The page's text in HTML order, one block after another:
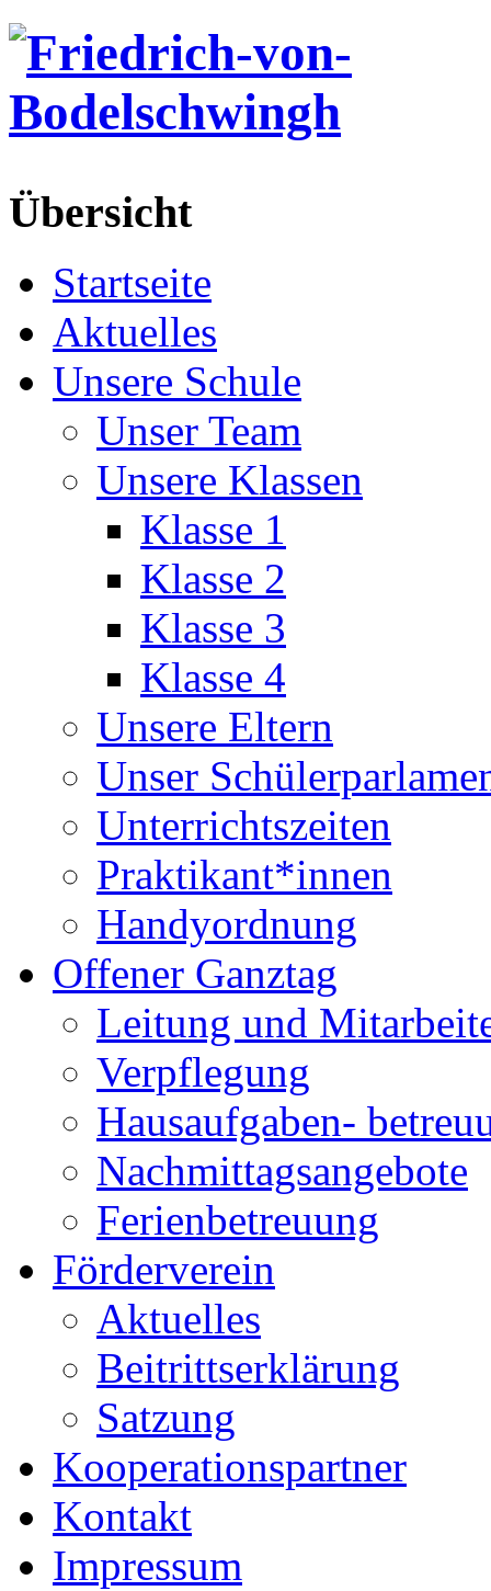
Übersicht
Startseite
Aktuelles
Unsere Schule
Unser Team
Unsere Klassen
Klasse 1
Klasse 2
Klasse 3
Klasse 4
Unsere Eltern
Unser
Unterrichtszeiten
Praktikant*innen
Handyordnung
Offener Ganztag
Leitung und
Verpflegung
Hausaufgaben-
Nachmittagsangebote
Ferienbetreuung
Förderverein
Aktuelles
Beitrittserklärung
Satzung
Kooperationspartner
Kontakt
Impressum